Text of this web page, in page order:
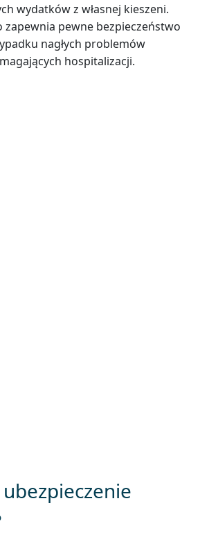
wydatków z własnej kieszeni.
zapewnia pewne bezpieczeństwo
nagłych problemów
hospitalizacji.